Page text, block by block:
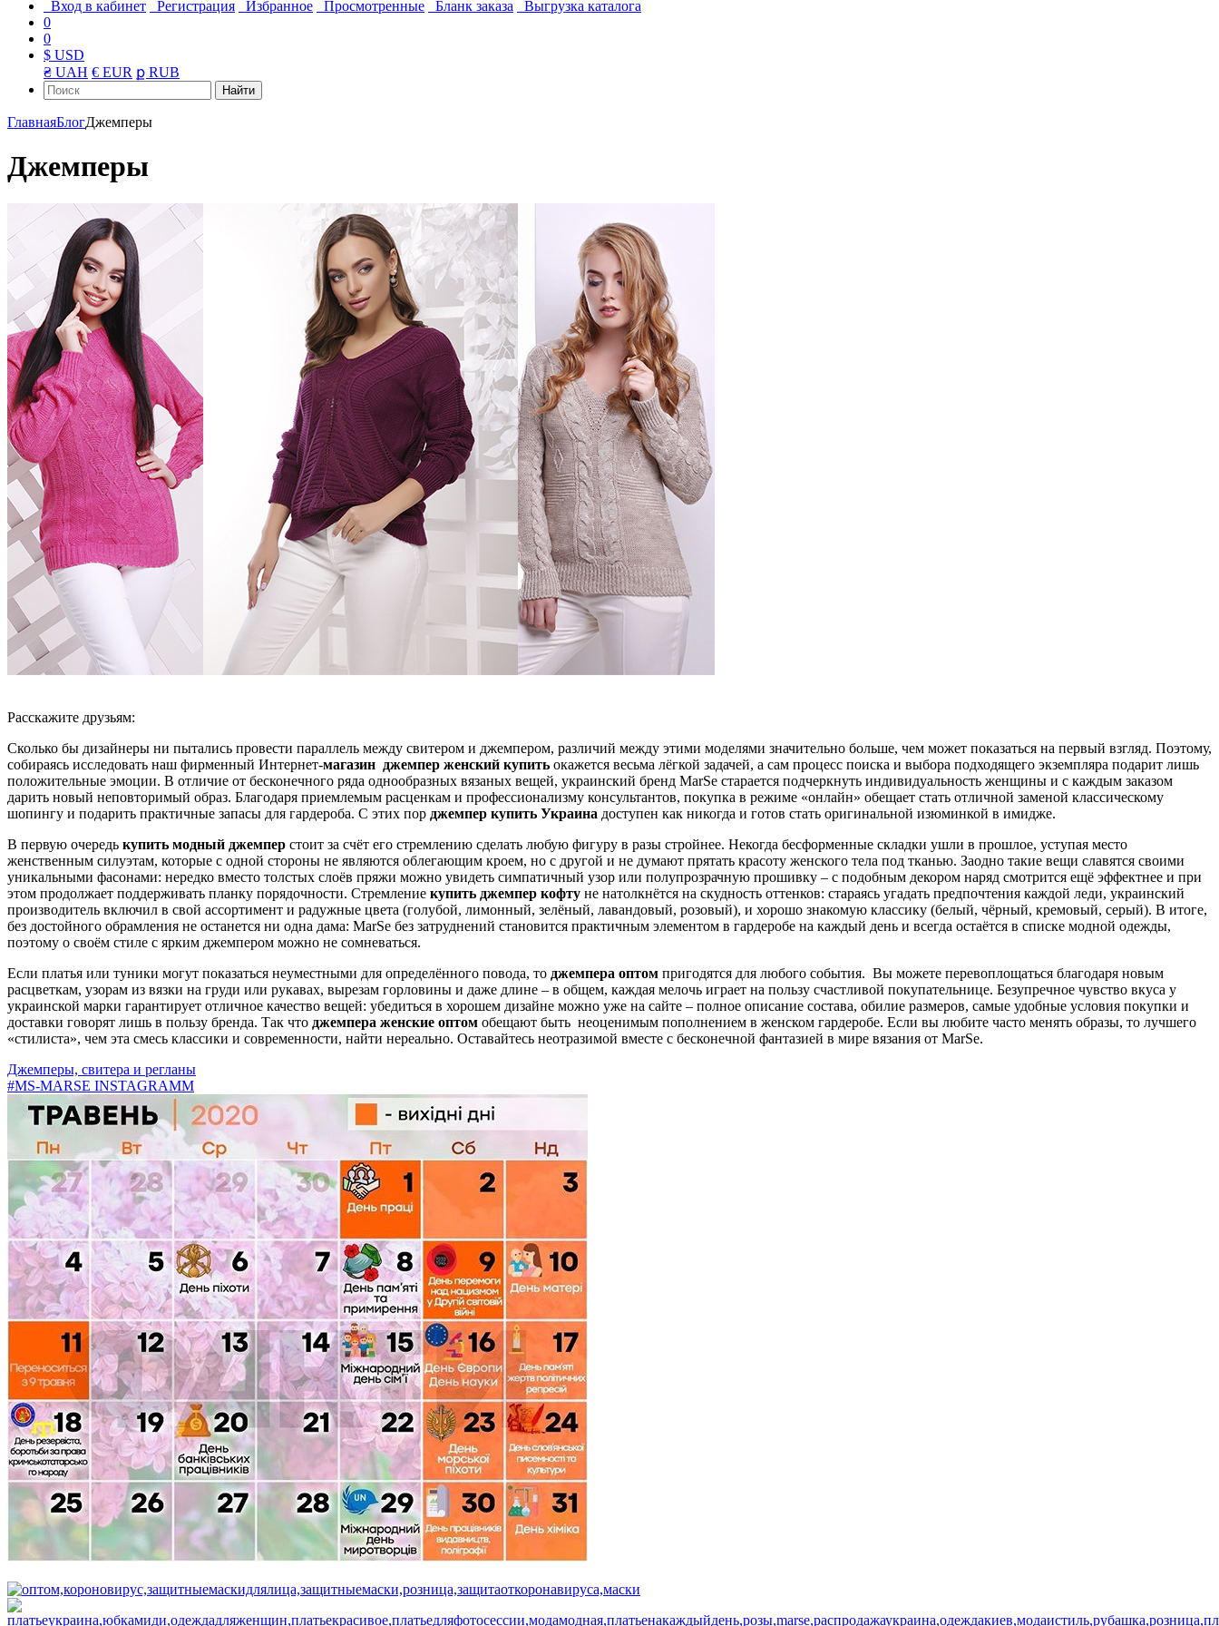
Вход в кабинет Регистрация Избранное Просмотренные Бланк заказа
Выгрузка каталога
0
0
$ USD
₴ UAH € EUR ք RUB
Найти
ГлавнаяБлогДжемперы
Джемперы
Расскажите друзьям:
Сколько бы дизайнеры ни пытались провести параллель между свитером и джемпером, различий между этими моделями значительно больше, чем может показаться на первый взгляд. Поэтому,
собираясь исследовать наш фирменный Интернет-магазин джемпер женский купить окажется весьма лёгкой задачей, а сам процесс поиска и выбора подходящего экземпляра подарит лишь
положительные эмоции. В отличие от бесконечного ряда однообразных вязаных вещей, украинский бренд MarSe старается подчеркнуть индивидуальность женщины и с каждым заказом
дарить новый неповторимый образ. Благодаря приемлемым расценкам и профессионализму консультантов, покупка в режиме «онлайн» обещает стать отличной заменой классическому
шопингу и подарить практичные запасы для гардероба. С этих пор джемпер купить Украина доступен как никогда и готов стать оригинальной изюминкой в имидже.
В первую очередь купить модный джемпер стоит за счёт его стремлению сделать любую фигуру в разы стройнее. Некогда бесформенные складки ушли в прошлое, уступая место
женственным силуэтам, которые с одной стороны не являются облегающим кроем, но с другой и не думают прятать красоту женского тела под тканью. Заодно такие вещи славятся своими
уникальными фасонами: нередко вместо толстых слоёв пряжи можно увидеть симпатичный узор или полупрозрачную прошивку – с подобным декором наряд смотрится ещё эффектнее и при
этом продолжает поддерживать планку порядочности. Стремление купить джемпер кофту не натолкнётся на скудность оттенков: стараясь угадать предпочтения каждой леди, украинский
производитель включил в свой ассортимент и радужные цвета (голубой, лимонный, зелёный, лавандовый, розовый), и хорошо знакомую классику (белый, чёрный, кремовый, серый). В итоге,
без достойного обрамления не останется ни одна дама: MarSe без затруднений становится практичным элементом в гардеробе на каждый день и всегда остаётся в списке модной одежды,
поэтому о своём стиле с ярким джемпером можно не сомневаться.
Если платья или туники могут показаться неуместными для определённого повода, то джемпера оптом пригодятся для любого события. Вы можете перевоплощаться благодаря новым
расцветкам, узорам из вязки на груди или рукавах, вырезам горловины и даже длине – в общем, каждая мелочь играет на пользу счастливой покупательнице. Безупречное чувство вкуса у
украинской марки гарантирует отличное качество вещей: убедиться в хорошем дизайне можно уже на сайте – полное описание состава, обилие размеров, самые удобные условия покупки и
доставки говорят лишь в пользу бренда. Так что джемпера женские оптом обещают быть неоценимым пополнением в женском гардеробе. Если вы любите часто менять образы, то лучшего
«стилиста», чем эта смесь классики и современности, найти нереально. Оставайтесь неотразимой вместе с бесконечной фантазией в мире вязания от MarSe.
Джемперы, свитера и регланы
#MS-MARSE INSTAGRAMM